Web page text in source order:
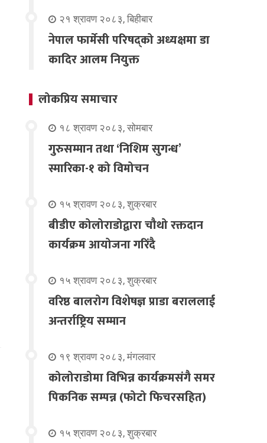
२१ श्रावण २०८३, बिहीबार
नेपाल फार्मेसी परिषद्को अध्यक्षमा डा
कादिर आलम नियुक्त
लोकप्रिय समाचार
१८ श्रावण २०८३, सोमबार
गुरुसम्मान तथा ‘निशिम सुगन्ध’
स्मारिका-१ को विमोचन
१५ श्रावण २०८३, शुक्रबार
बीडीए कोलोराडोद्वारा चौथो रक्तदान
कार्यक्रम आयोजना गरिंदै
१५ श्रावण २०८३, शुक्रबार
वरिष्ठ बालरोग विशेषज्ञ प्राडा बराललाई
अन्तर्राष्ट्रिय सम्मान
१९ श्रावण २०८३, मंगलवार
कोलोराडोमा विभिन्न कार्यक्रमसंगै समर
पिकनिक सम्पन्न (फोटो फिचरसहित)
१५ श्रावण २०८३, शुक्रबार